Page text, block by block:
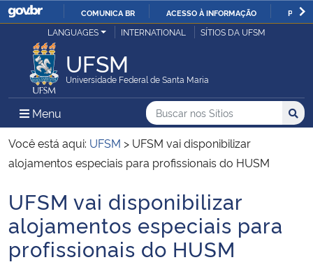
IR
COMUNICA BR ACESSO À INFORMAÇÃO
Ministério da Justiça e Segurança Pública
Ministério da Defesa
Ministério das Relações Exteriores
Ministério da Infraestrutura
Ministério da Agricultura, Pecuária e Abastecimento
LANGUAGES INTERNATIONAL SÍTIOS DA UFSM
UFSM
Universidade Federal de Santa Maria
Menu Menu Principal do Sítio
Busca
Buscar no nos Sítios
Busca:
Você está aqui: UFSM > UFSM vai disponibilizar
alojamentos especiais para profissionais do HUSM
Início do conteúdo
UFSM vai disponibilizar
alojamentos especiais para
profissionais do HUSM